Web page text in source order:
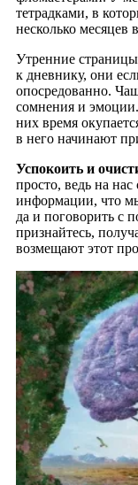
тетрадками, в
несколько
Утренние страницы
к дневнику, они
опосредованно.
сомнения и
них время
в него начинают
Успокоить и
просто, ведь на нас
информации, что
да и поговорить с
признайтесь,
возмещают этот